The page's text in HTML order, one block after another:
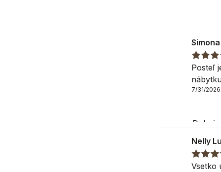
Ďalšie
Nábytok
K dispozícii sú
Prípustná
Balenie
Dobrý
Posteľ
7/31/2026
Nelly
Vsetko